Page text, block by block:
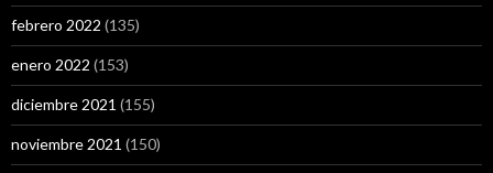
febrero 2022 (135)
enero 2022 (153)
diciembre 2021 (155)
noviembre 2021 (150)